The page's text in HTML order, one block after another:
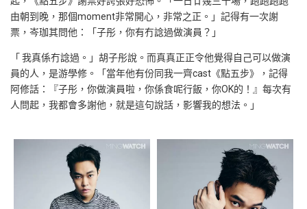
由朝到晚，那個moment非常開心，非常之正。」記得有一次謝
票，岑珈其問他：「子彤，你有冇諗過做演員？」
「 我真係冇諗過。」胡子彤說。而真真正正令他覺得自己可以做演
員的人，是游學修。「當年他有份同我一齊cast《點五步》，記得
阿修話：『子彤，你做演員啦，你係食呢行飯，你OK的！』每次有
人問起，我都會多謝他，就是這句說話，影響我的想法。」